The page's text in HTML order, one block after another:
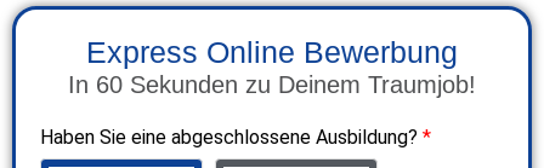
Express Online Bewerbung
In 60 Sekunden zu Deinem Traumjob!